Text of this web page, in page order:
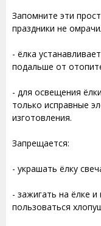
Запомните эти
праздники не
- ёлка
подальше от
- для освещения
только исправные
изготовления.
Запрещается:
- украшать ёлку
- зажигать на ёлке и
пользоваться